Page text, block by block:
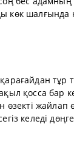
көк шалғында
тұр
қосса бар
өзекті жайлап
келеді